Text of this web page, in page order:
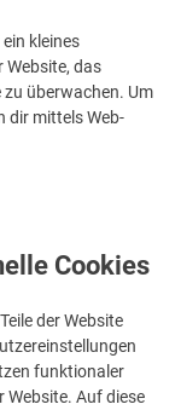
kleines
Website, das
überwachen. Um
dir mittels Web-
Cookies
der Website
funktionaler
Website. Auf diese